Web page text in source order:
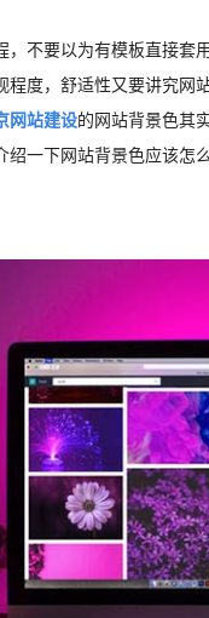
，不要以为有模板直接
程度，舒适性又要讲究
网站建设的网站背景色其
一下网站背景色应该怎